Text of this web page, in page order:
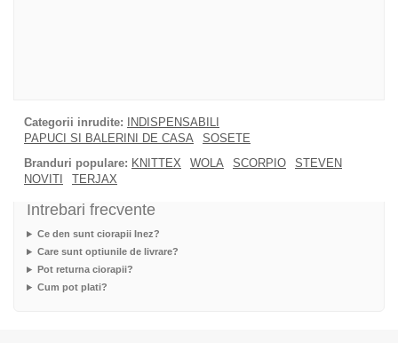
Categorii inrudite:
INDISPENSABILI
PAPUCI SI BALERINI DE CASA
SOSETE
Branduri populare: KNITTEX WOLA SCORPIO
STEVEN
NOVITI
TERJAX
Intrebari frecvente
Ce den sunt ciorapii Inez?
Care sunt optiunile de livrare?
Pot returna ciorapii?
Cum pot plati?